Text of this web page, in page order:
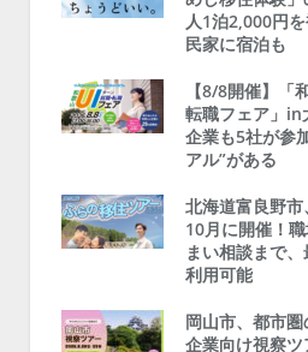
人1泊2,000円
民家に宿泊も
【8/8開催】「
転職フェア」in
企業も5社が参
アル”がある
北海道富良野
10月に開催！
まい相談まで
利用可能
岡山市、都市
企業向け視察ツ